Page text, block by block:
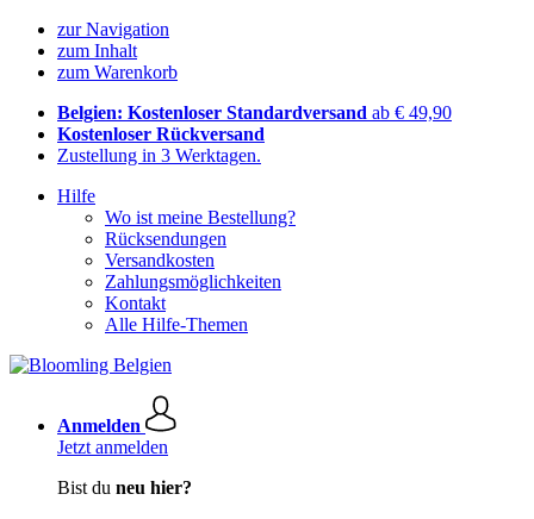
zur Navigation
zum Inhalt
zum Warenkorb
Belgien: Kostenloser Standardversand ab € 49,90
Kostenloser Rückversand
Zustellung in 3 Werktagen.
Hilfe
Wo ist meine Bestellung?
Rücksendungen
Versandkosten
Zahlungsmöglichkeiten
Kontakt
Alle Hilfe-Themen
Anmelden
Jetzt anmelden
Bist du neu hier?